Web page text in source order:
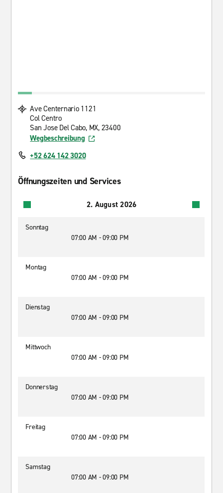
Ave Centernario 1121
Col Centro
San Jose Del Cabo, MX, 23400
Wegbeschreibung
+52 624 142 3020
Öffnungszeiten und Services
2. August 2026
Sonntag
07:00 AM - 09:00 PM
Montag
07:00 AM - 09:00 PM
Dienstag
07:00 AM - 09:00 PM
Mittwoch
07:00 AM - 09:00 PM
Donnerstag
07:00 AM - 09:00 PM
Freitag
07:00 AM - 09:00 PM
Samstag
07:00 AM - 09:00 PM